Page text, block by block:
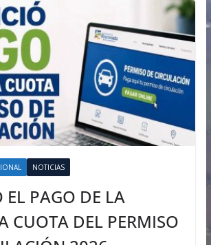
NOTICIAS
EL PAGO DE LA
CUOTA DEL PERMISO